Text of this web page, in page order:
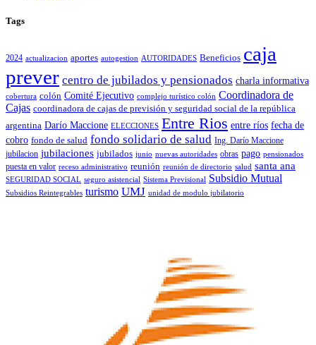
Tags
2024 actualizacion aportes autogestion AUTORIDADES Beneficios caja
prever centro de jubilados y pensionados charla informativa
cobertura colón Comité Ejecutivo complejo turístico colón Coordinadora de
Cajas coordinadora de cajas de previsión y seguridad social de la república
argentina Darío Maccione ELECCIONES Entre Rios entre ríos fecha de
cobro fondo de salud fondo solidario de salud Ing. Darío Maccione
jubilacion jubilaciones jubilados junio nuevas autoridades obras pago pensionados
puesta en valor receso administrativo reunión reunión de directorio salud santa ana
SEGURIDAD SOCIAL seguro asistencial Sistema Previsional Subsidio Mutual
Subsidios Reintegrables turismo UMJ unidad de modulo jubilatorio